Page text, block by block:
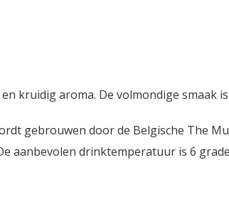
kruidig aroma. De volmondige smaak
gebrouwen door de Belgische The
aanbevolen drinktemperatuur is 6